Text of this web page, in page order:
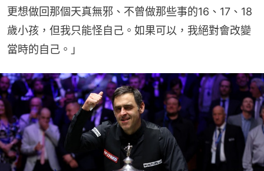
更想做回那個天真無邪、不曾做那些事的16、17、18
歲小孩，但我只能怪自己。如果可以，我絕對會改變
當時的自己。」